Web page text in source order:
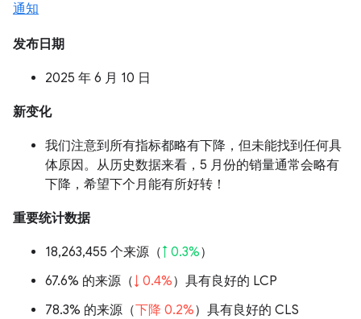
通知
发布日期
2025 年 6 月 10 日
新变化
我们注意到所有指标都略有下降，但未能找到任何具
体原因。从历史数据来看，5 月份的销量通常会略有
下降，希望下个月能有所好转！
重要统计数据
18,263,455 个来源（↑ 0.3%）
67.6% 的来源（↓ 0.4%）具有良好的 LCP
78.3% 的来源（下降 0.2%）具有良好的 CLS